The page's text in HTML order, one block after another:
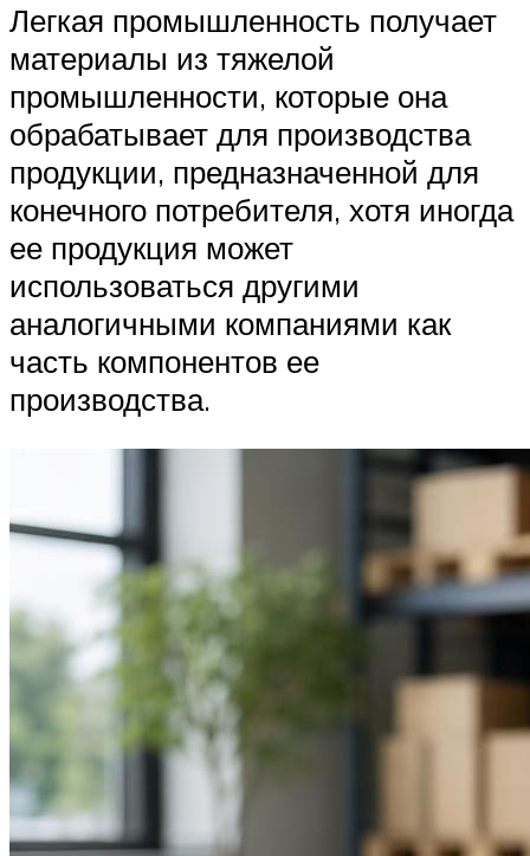
Легкая промышленность получает
материалы из тяжелой
промышленности, которые она
обрабатывает для производства
продукции, предназначенной для
конечного потребителя, хотя иногда
ее продукция может
использоваться другими
аналогичными компаниями как
часть компонентов ее
производства.